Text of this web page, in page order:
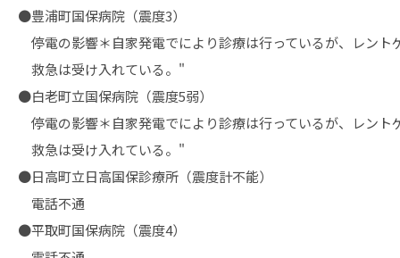
●豊浦町国保病院（震度3）
停電の影響＊自家発電でにより診療は行っているが、レント
救急は受け入れている。"
●白老町立国保病院（震度5弱）
停電の影響＊自家発電でにより診療は行っているが、レント
救急は受け入れている。"
●日高町立日高国保診療所（震度計不能）
電話不通
●平取町国保病院（震度4）